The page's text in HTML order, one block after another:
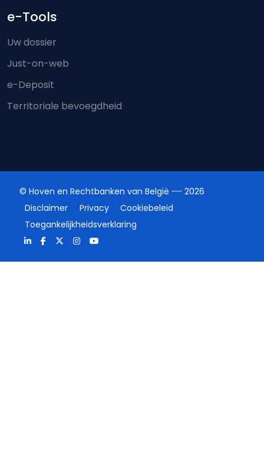
e-Tools
Uw dossier
Just-on-web
e-Deposit
Territoriale bevoegdheid
© Hoven en Rechtbanken van België
2026
Disclaimer
Privacy
Cookiebeleid
Toegankelijkheidsverklaring